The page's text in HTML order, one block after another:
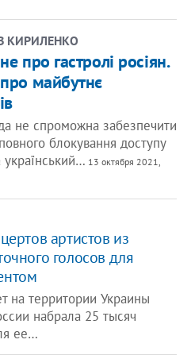
КИРИЛЕНКО
про гастролі росіян.
про майбутнє
не спроможна забезпечити
блокування доступу
український… 13 октября 2021,
артистов из
голосов для
на территории Украины
набрала 25 тысяч
ее…